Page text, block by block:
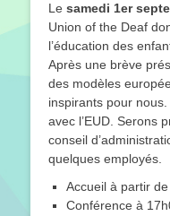
Le samedi 1er
Union of the Deaf
l’éducation des
Après une brève
des modèles
inspirants pour
avec l’EUD. Serons
conseil
quelques employés.
Accueil à partir
Conférence à